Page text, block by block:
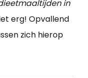
in
erg! Opvallend
zich hierop